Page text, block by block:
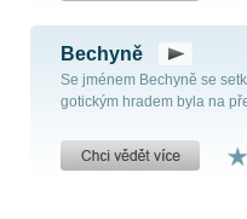
Bechyně
Se jménem Bechyně se
gotickým hradem byla na